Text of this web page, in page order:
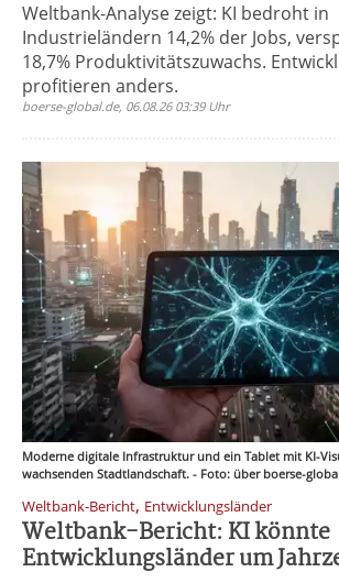
Weltbank-Analyse zeigt: KI bedroht in
Industrieländern 14,2% der Jobs,
18,7% Produktivitätszuwachs.
profitieren anders.
boerse-global.de, 06.08.26 03:39 Uhr
Moderne digitale Infrastruktur und ein Tablet mit KI-
wachsenden Stadtlandschaft. - Foto: über boerse-
Weltbank-Bericht, Entwicklungsländer
Weltbank-Bericht: KI könnte
Entwicklungsländer um